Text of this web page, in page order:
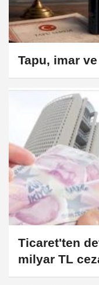
Tapu, imar
Ticaret'ten
milyar TL